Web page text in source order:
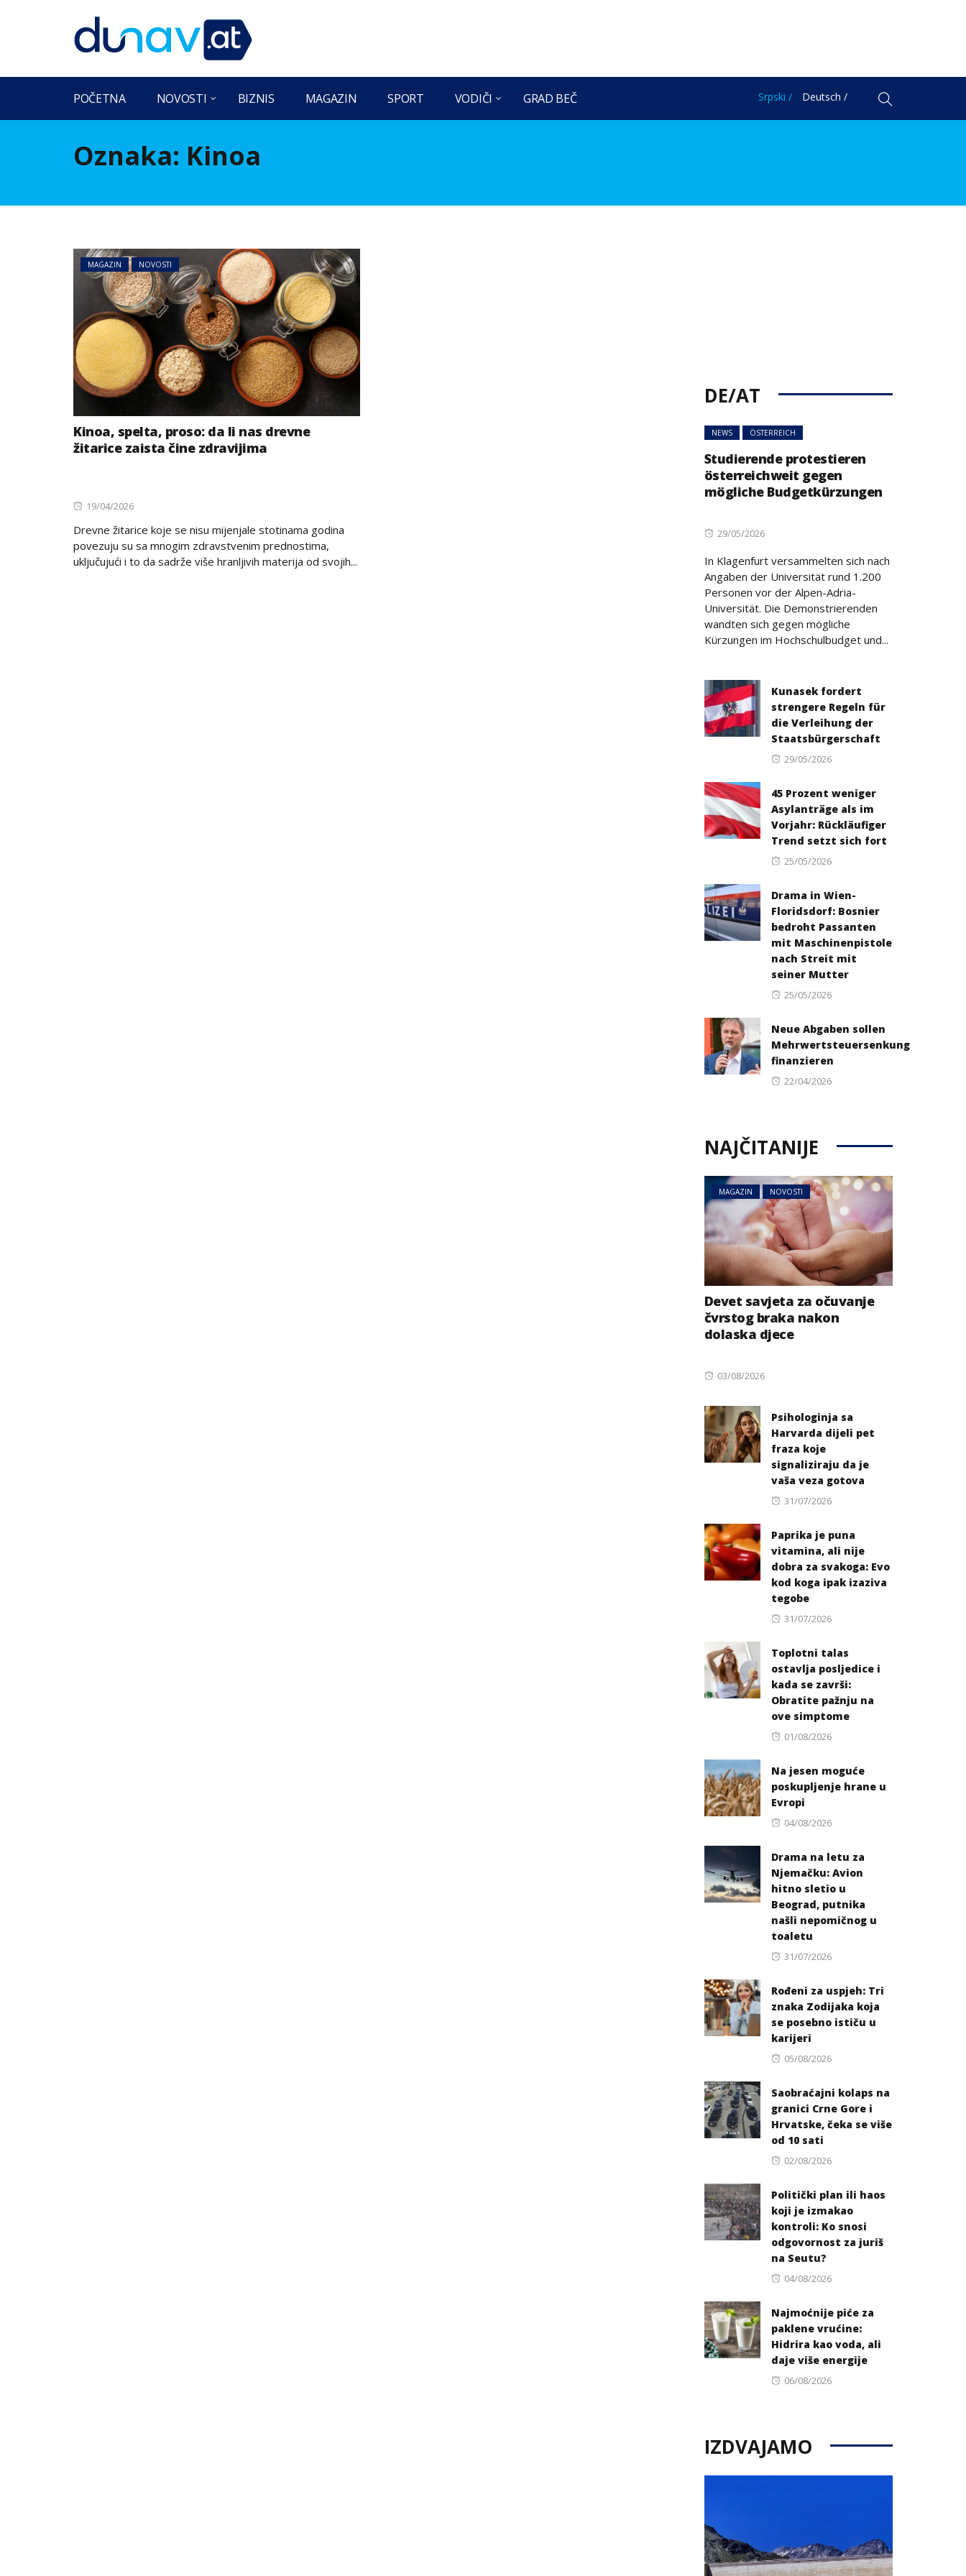
POČETNA NOVOSTI BIZNIS MAGAZIN SPORT VODIČI GRAD BEČ Srpski / Deutsch /
Oznaka: Kinoa
MAGAZIN NOVOSTI
Kinoa, spelta, proso: da li nas drevne
žitarice zaista čine zdravijima
Posted
19/04/2026
Drevne žitarice koje se nisu mijenjale stotinama godina
povezuju su sa mnogim zdravstvenim prednostima,
uključujući i to da sadrže više hranljivih materija od svojih...
DE/AT
NEWS ÖSTERREICH
Studierende protestieren
österreichweit gegen
mögliche Budgetkürzungen
Posted
29/05/2026
In Klagenfurt versammelten sich nach
Angaben der Universität rund 1.200
Personen vor der Alpen-Adria-
Universität. Die Demonstrierenden
wandten sich gegen mögliche
Kürzungen im Hochschulbudget und...
Kunasek fordert
strengere Regeln für
die Verleihung der
Staatsbürgerschaft
Posted
29/05/2026
45 Prozent weniger
Asylanträge als im
Vorjahr: Rückläufiger
Trend setzt sich fort
Posted
25/05/2026
Drama in Wien-
Floridsdorf: Bosnier
bedroht Passanten
mit Maschinenpistole
nach Streit mit
seiner Mutter
Posted
25/05/2026
Neue Abgaben sollen
Mehrwertsteuersenkung
finanzieren
Posted
22/04/2026
NAJČITANIJE
MAGAZIN NOVOSTI
Devet savjeta za očuvanje
čvrstog braka nakon
dolaska djece
Posted
03/08/2026
Psihologinja sa
Harvarda dijeli pet
fraza koje
signaliziraju da je
vaša veza gotova
Posted
31/07/2026
Paprika je puna
vitamina, ali nije
dobra za svakoga: Evo
kod koga ipak izaziva
tegobe
Posted
31/07/2026
Toplotni talas
ostavlja posljedice i
kada se završi:
Obratite pažnju na
ove simptome
Posted
01/08/2026
Na jesen moguće
poskupljenje hrane u
Evropi
Posted
04/08/2026
Drama na letu za
Njemačku: Avion
hitno sletio u
Beograd, putnika
našli nepomičnog u
toaletu
Posted
31/07/2026
Rođeni za uspjeh: Tri
znaka Zodijaka koja
se posebno ističu u
karijeri
Posted
05/08/2026
Saobraćajni kolaps na
granici Crne Gore i
Hrvatske, čeka se više
od 10 sati
Posted
02/08/2026
Politički plan ili haos
koji je izmakao
kontroli: Ko snosi
odgovornost za juriš
na Seutu?
Posted
04/08/2026
Najmoćnije piće za
paklene vrućine:
Hidrira kao voda, ali
daje više energije
Posted
06/08/2026
IZDVAJAMO